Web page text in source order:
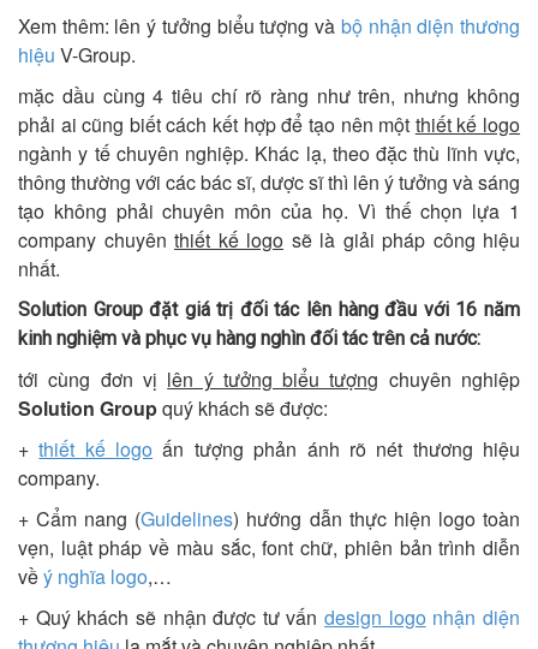
Xem thêm: lên ý tưởng biểu tượng và bộ nhận diện thương
hiệu V-Group.
mặc dầu cùng 4 tiêu chí rõ ràng như trên, nhưng không
phải ai cũng biết cách kết hợp để tạo nên một thiết kế logo
ngành y tế chuyên nghiệp. Khác lạ, theo đặc thù lĩnh vực,
thông thường với các bác sĩ, dược sĩ thì lên ý tưởng và sáng
tạo không phải chuyên môn của họ. Vì thế chọn lựa 1
company chuyên thiết kế logo sẽ là giải pháp công hiệu
nhất.
Solution Group đặt giá trị đối tác lên hàng đầu với 16 năm
kinh nghiệm và phục vụ hàng nghìn đối tác trên cả nước:
tới cùng đơn vị lên ý tưởng biểu tượng chuyên nghiệp
Solution Groupquý khách sẽ được:
+thiết kế logo ấn tượng phản ánh rõ nét thương hiệu
company.
+ Cẩm nang (Guidelines) hướng dẫn thực hiện logo toàn
vẹn, luật pháp về màu sắc, font chữ, phiên bản trình diễn
vềý nghĩa logo,…
+ Quý khách sẽ nhận được tư vấndesign logo nhận diện